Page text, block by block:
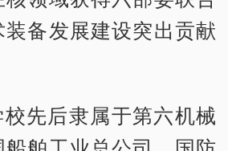
备发展建设突出贡献
先后隶属于第六机械